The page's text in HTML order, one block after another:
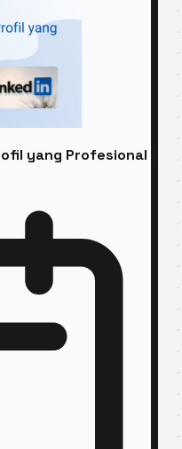
yang Profesional